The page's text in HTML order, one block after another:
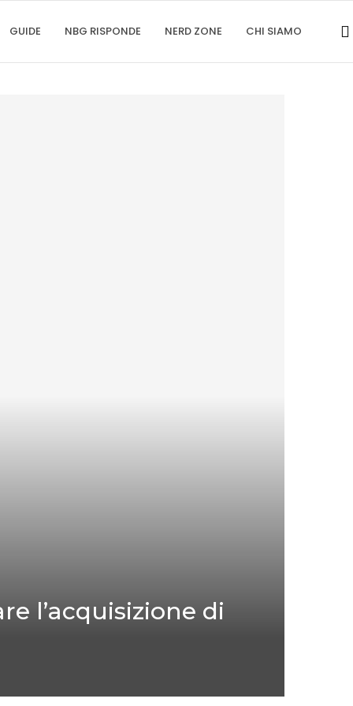
GUIDE NBG RISPONDE NERD ZONE CHI SIAMO
l’acquisizione di